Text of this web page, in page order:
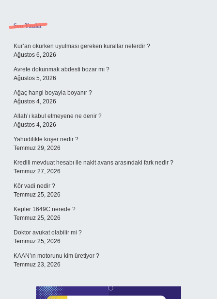
Sidebar
Son Yazılar
Kur’an okurken uyulması gereken kurallar nelerdir ?
Ağustos 6, 2026
Avrete dokunmak abdesti bozar mı ?
Ağustos 5, 2026
Ağaç hangi boyayla boyanır ?
Ağustos 4, 2026
Allah’ı kabul etmeyene ne denir ?
Ağustos 4, 2026
Yahudilikte koşer nedir ?
Temmuz 29, 2026
Kredili mevduat hesabı ile nakit avans arasındaki fark nedir ?
Temmuz 27, 2026
Kör vadi nedir ?
Temmuz 25, 2026
Kepler 1649C nerede ?
Temmuz 25, 2026
Doktor avukat olabilir mi ?
Temmuz 25, 2026
KAAN’ın motorunu kim üretiyor ?
Temmuz 23, 2026